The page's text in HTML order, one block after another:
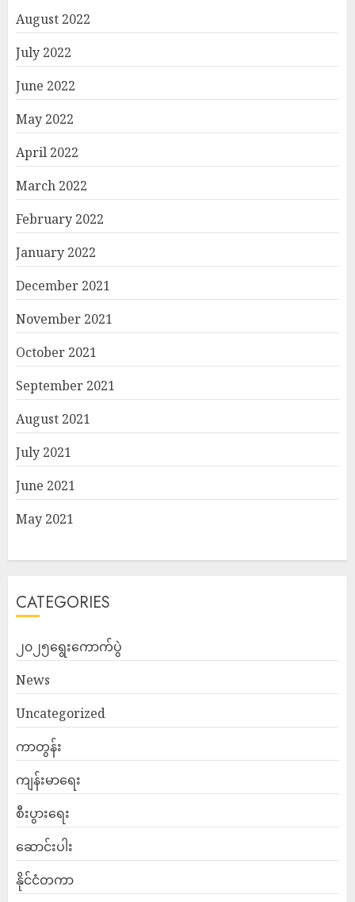
August 2022
July 2022
June 2022
May 2022
April 2022
March 2022
February 2022
January 2022
December 2021
November 2021
October 2021
September 2021
August 2021
July 2021
June 2021
May 2021
CATEGORIES
၂၀၂၅ရွေးကောက်ပွဲ
News
Uncategorized
ကာတွန်း
ကျန်းမာရေး
စီးပွားရေး
ဆောင်းပါး
နိုင်ငံတကာ